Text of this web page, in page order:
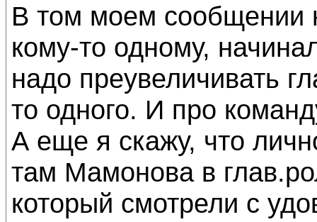
В том моем сообщении
кому-то одному,
надо преувеличивать
то одного. И про
А еще я скажу, что
там Мамонова в
который смотрели с